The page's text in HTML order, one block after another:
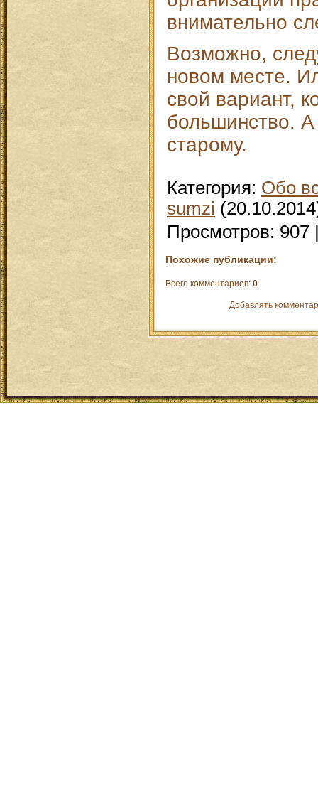
внимательно
Возможно,
новом месте.
свой вариант,
большинство.
старому.
Категория: Обо
sumzi
Просмотров: 907
Похожие публикации:
Всего комментариев: 0
Добавлять